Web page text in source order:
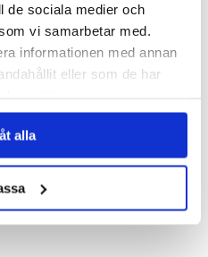
de sociala medier och
vi samarbetar med.
informationen med annan
eller som de har
alla